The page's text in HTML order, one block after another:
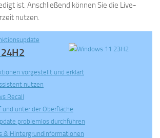
ist. Anschließend können Sie die Live-
nutzen.
vorgestellt und erklärt
nutzen
Recall
und unter der Oberfläche
problemlos durchführen
& Hintergrundinformationen